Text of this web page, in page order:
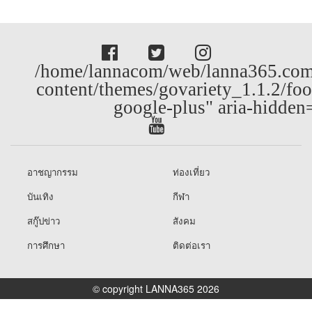
/home/lannacom/web/
content/themes/govariety_1.1.2/
google-plus" aria-
อาชญากรรม
ท่องเที่ยว
บันเทิง
กีฬา
สกู๊ปข่าว
สังคม
การศึกษา
ติดต่อเรา
© copyright LANNA365 2026